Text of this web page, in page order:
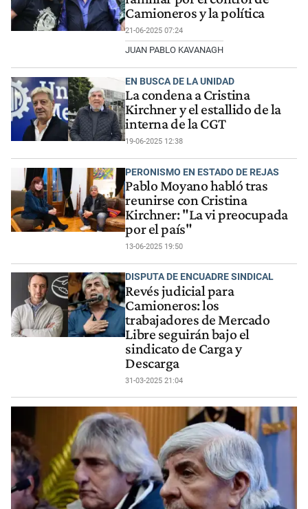
Camioneros y la política
21-06-2025 07:24
JUAN PABLO KAVANAGH
EN BUSCA DE LA UNIDAD
La condena a Cristina
Kirchner y el estallido de la
interna de la CGT
19-06-2025 12:38
PERONISMO EN ESTADO DE REJAS
Pablo Moyano habló tras
reunirse con Cristina
Kirchner: "La vi preocupada
por el país"
13-06-2025 19:50
DISPUTA DE ENCUADRE SINDICAL
Revés judicial para
Camioneros: los
trabajadores de Mercado
Libre seguirán bajo el
sindicato de Carga y
Descarga
31-03-2025 21:04